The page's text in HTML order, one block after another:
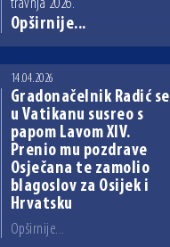
travnja 2026.
Opširnije...
14.04.2026
Gradonačelnik Radić se
u Vatikanu susreo s
papom Lavom XIV.
Prenio mu pozdrave
Osječana te zamolio
blagoslov za Osijek i
Hrvatsku
Opširnije...